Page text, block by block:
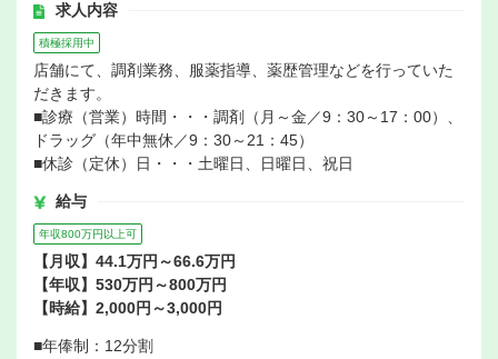
求人内容
積極採用中
店舗にて、調剤業務、服薬指導、薬歴管理などを行っていた
だきます。
■診療（営業）時間・・・調剤（月～金／9：30～17：00）、
ドラッグ（年中無休／9：30～21：45）
■休診（定休）日・・・土曜日、日曜日、祝日
給与
年収800万円以上可
【月収】44.1万円～66.6万円
【年収】530万円～800万円
【時給】2,000円～3,000円
■年俸制：12分割